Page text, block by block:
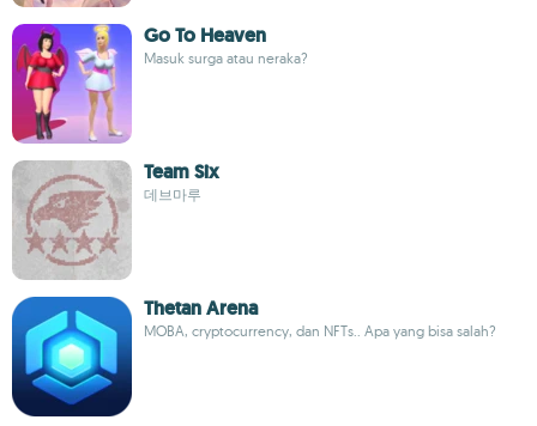
Go To Heaven
Masuk surga atau neraka?
Team Six
데브마루
Thetan Arena
MOBA, cryptocurrency, dan NFTs.. Apa yang bisa salah?